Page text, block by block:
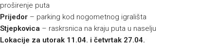
proširenje puta
Prijedor – parking kod nogometnog igrališta
Stjepkovica – raskrsnica na kraju puta u naselju
Lokacije za utorak 11.04. i četvrtak 27.04.